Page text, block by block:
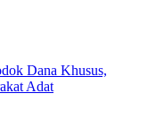
Dana Khusus,
Adat